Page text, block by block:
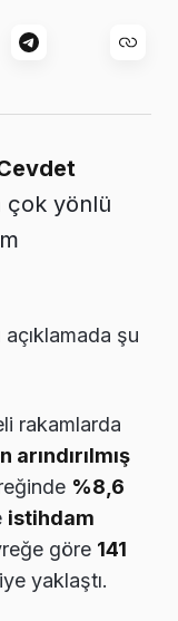
çok yönlü
açıklamada şu
rakamlarda
%8,6
istihdam
göre 141
yaklaştı.